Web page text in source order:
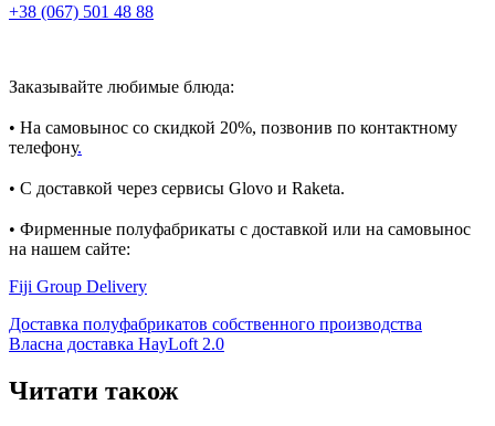
+38 (067) 501 48 88
Заказывайте любимые блюда:
• На самовынос со скидкой 20%, позвонив по контактному
телефону.
• С доставкой через сервисы Glovo и Raketa.
• Фирменные полуфабрикаты с доставкой или на самовынос
на нашем сайте:
Fiji Group Delivery
Post
navigation
Доставка полуфабрикатов собственного производства
Власна доставка HayLoft 2.0
Читати також